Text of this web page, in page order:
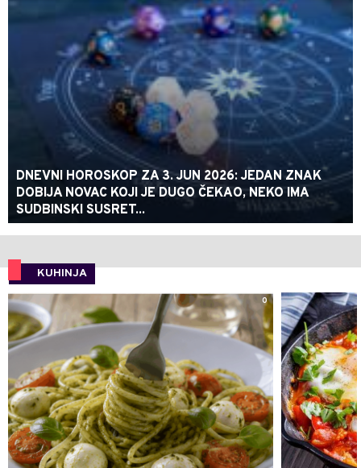
DNEVNI HOROSKOP ZA 3. JUN 2026: JEDAN ZNAK
DOBIJA NOVAC KOJI JE DUGO ČEKAO, NEKO IMA
SUDBINSKI SUSRET...
KUHINJA
0